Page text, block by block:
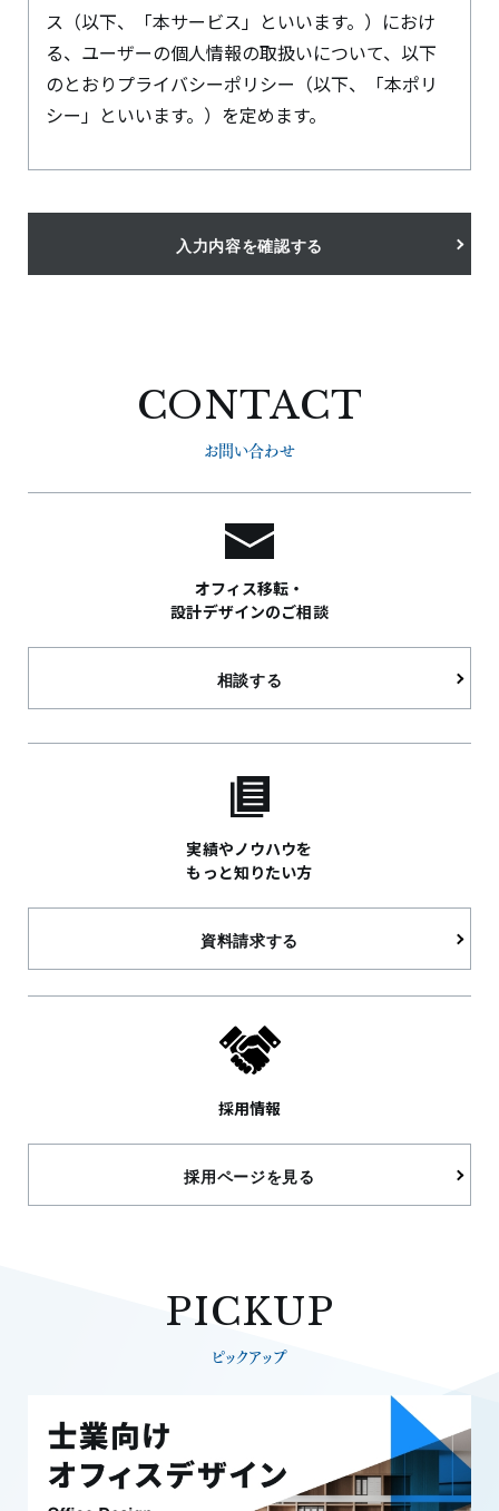
ス（以下、「本サービス」といいます。）におけ
る、ユーザーの個人情報の取扱いについて、以下
のとおりプライバシーポリシー（以下、「本ポリ
シー」といいます。）を定めます。
1.個人情報の取得と利用
当社は、2.に定める個人情報（以下、総称して「個
人情報」といいます）を以下に掲げる利用目的の
達成に必要な範囲で取得・利用します。なお、利用
〈利用目的〉
(1)当社サービスを提供・運営すること
(2)お客さまからのお問い合わせに回答すること
（本人確認を行うことを含みます）
(3)お客さまが利用中のサービスの新機能、更新情
報、キャンペーン等及び当社が提供する他のサー
ビスの案内のメールを送付すること
(4)ホームページのメンテナンス、重要なお知らせ
など必要に応じたご連絡をすること
(5)上記の利用目的に付随する目的のため
2.取得する個人情報について
(1)お客さまにご入力いただく情報
（お問い合わせフォームに準じます）
なる際に、自動的に収集されるお客さまの情報
・当社が運営するウェブサイトの閲覧履歴情報
3.個人情報の第三者提供
当社は、以下の場合を除き、お客さまから取得し
た個人情報を第三者に提供いたしません。
(1)お客さまの同意を得ている場合
(2)法令等の規定により、お客さまの同意を得なく
ても提供することが認められる場合
提供には該当いたしません。
(1)当社が利用目的の達成に必要な範囲内において
個人情報の取扱いの全部または一部を委託する場
(2)合併その他の事由による事業の承継に伴って個
人情報が提供される場合
入力内容を確認する
CONTACT
お問い合わせ
オフィス移転・
設計デザインのご相談
相談する
実績やノウハウを
もっと知りたい方
資料請求する
採用情報
採用ページを見る
PICKUP
ピックアップ